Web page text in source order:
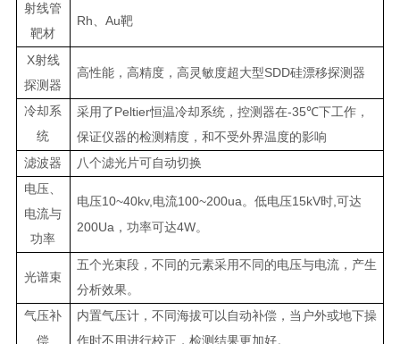
射线管
靶材
Rh Au靶
X射线
探测器
高性能，高精度，高灵敏度超大型SDD硅漂移探测器
冷却系
统
采用了 Peltier恒温冷却系统，控测器在-35℃下工作，
保证仪器的检测精度，和不受外界温度的影响
滤波器
八个滤光片可自动切换
电压、
电流与
功率
电压10~40kv, 电流100~200ua 。低电压15kV时, 可达
200Ua ，功率可达4W。
光谱束
五个光束段，不同的元素采用不同的电压与电流，产生
分析效果。
气压补
偿
内置气压计，不同海拔可以自动补偿，当户外或地下操
作时不用进行校正，检测结果更加好。